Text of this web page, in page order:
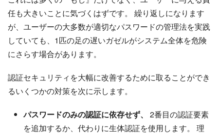
任も大きいことに気づくはずです。 繰り返しになります
が、ユーザーの大多数が適切なパスワードの管理法を実践
していても、1匹の足の遅いガゼルがシステム全体を危険
にさらす場合があります。
認証セキュリティを大幅に改善するために取ることができ
るいくつかの対策を次に示します。
パスワードのみの認証に依存せず、
2番目の認証要素
を追加するか、代わりに生体認証を使用します。 理